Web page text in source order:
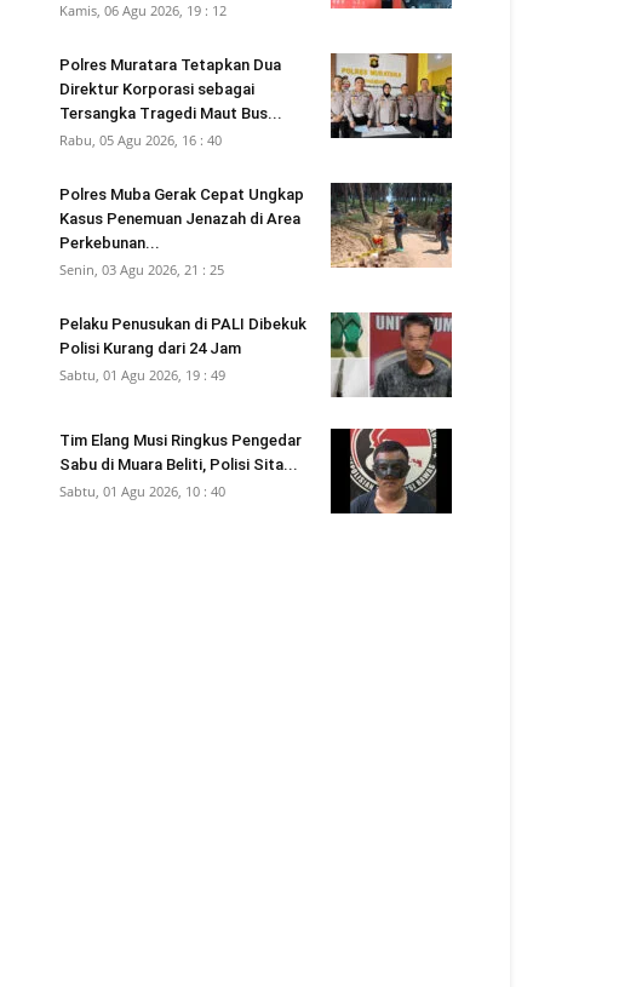
Kamis, 06 Agu 2026, 19 : 12
Polres Muratara Tetapkan Dua
Direktur Korporasi sebagai
Tersangka Tragedi Maut Bus...
Rabu, 05 Agu 2026, 16 : 40
Polres Muba Gerak Cepat Ungkap
Kasus Penemuan Jenazah di Area
Perkebunan...
Senin, 03 Agu 2026, 21 : 25
Pelaku Penusukan di PALI Dibekuk
Polisi Kurang dari 24 Jam
Sabtu, 01 Agu 2026, 19 : 49
Tim Elang Musi Ringkus Pengedar
Sabu di Muara Beliti, Polisi Sita...
Sabtu, 01 Agu 2026, 10 : 40